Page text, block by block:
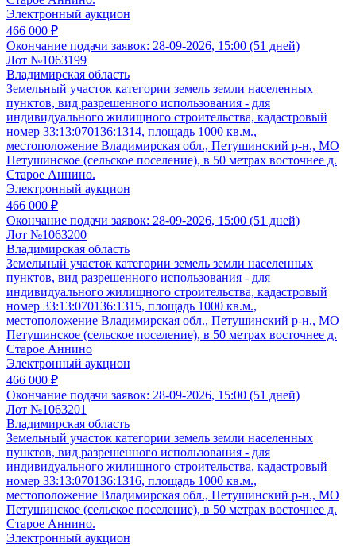
Электронный аукцион
466 000 ₽
Окончание подачи заявок: 28-09-2026, 15:00 (51 дней)
Лот №1063199
Владимирская область
Земельный участок категории земель земли населенных
пунктов, вид разрешенного использования - для
индивидуального жилищного строительства, кадастровый
номер 33:13:070136:1314, площадь 1000 кв.м.,
местоположение Владимирская обл., Петушинский р-н., МО
Петушинское (сельское поселение), в 50 метрах восточнее д.
Старое Аннино.
Электронный аукцион
466 000 ₽
Окончание подачи заявок: 28-09-2026, 15:00 (51 дней)
Лот №1063200
Владимирская область
Земельный участок категории земель земли населенных
пунктов, вид разрешенного использования - для
индивидуального жилищного строительства, кадастровый
номер 33:13:070136:1315, площадь 1000 кв.м.,
местоположение Владимирская обл., Петушинский р-н., МО
Петушинское (сельское поселение), в 50 метрах восточнее д.
Старое Аннино
Электронный аукцион
466 000 ₽
Окончание подачи заявок: 28-09-2026, 15:00 (51 дней)
Лот №1063201
Владимирская область
Земельный участок категории земель земли населенных
пунктов, вид разрешенного использования - для
индивидуального жилищного строительства, кадастровый
номер 33:13:070136:1316, площадь 1000 кв.м.,
местоположение Владимирская обл., Петушинский р-н., МО
Петушинское (сельское поселение), в 50 метрах восточнее д.
Старое Аннино.
Электронный аукцион